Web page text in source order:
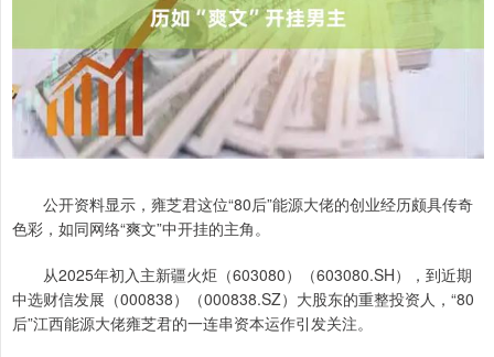
公开资料显示，雍芝君这位“80后”能源大佬的创业经历颇具传奇
色彩，如同网络“爽文”中开挂的主角。
从2025年初入主新疆火炬（603080）（603080.SH），到近期
中选财信发展（000838）（000838.SZ）大股东的重整投资人，“80
后”江西能源大佬雍芝君的一连串资本运作引发关注。